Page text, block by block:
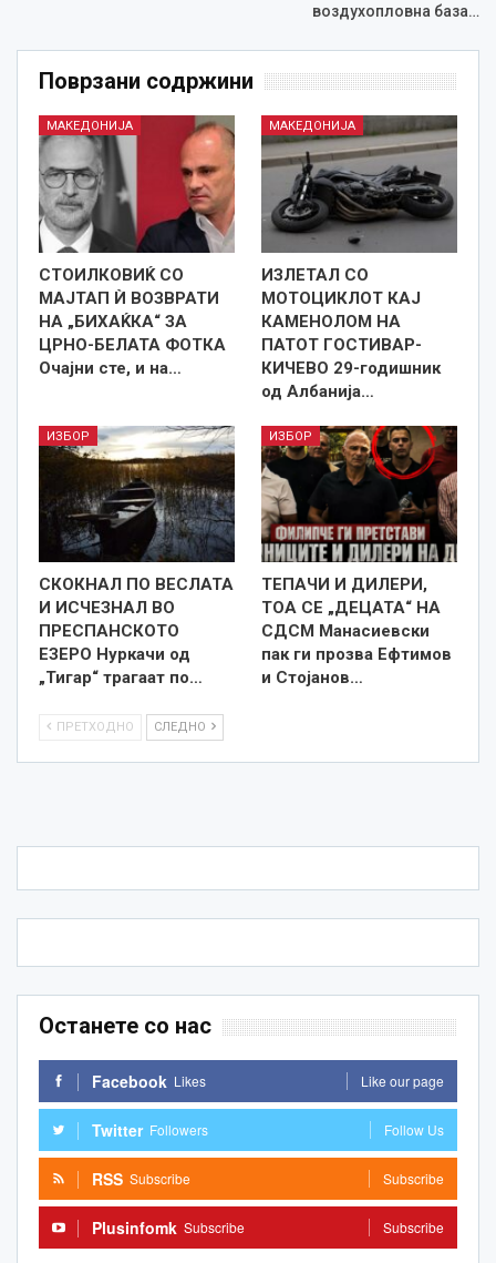
воздухопловна база…
Поврзани содржини
МАКЕДОНИЈА
СТОИЛКОВИЌ СО
МАЈТАП Ѝ ВОЗВРАТИ
НА „БИХАЌКА“ ЗА
ЦРНО-БЕЛАТА ФОТКА
Очајни сте, и на…
МАКЕДОНИЈА
ИЗЛЕТАЛ СО
МОТОЦИКЛОТ КАЈ
КАМЕНОЛОМ НА
ПАТОТ ГОСТИВАР-
КИЧЕВО 29-годишник
од Албанија…
ИЗБОР
СКОКНАЛ ПО ВЕСЛАТА
И ИСЧЕЗНАЛ ВО
ПРЕСПАНСКОТО
ЕЗЕРО Нуркачи од
„Тигар“ трагаат по…
ИЗБОР
TEПАЧИ И ДИЛЕРИ,
ТОА СЕ „ДЕЦАТА“ НА
СДСМ Манасиевски
пак ги прозва Ефтимов
и Стојанов…
ПРЕТХОДНО СЛЕДНО
Останете со нас
Facebook Likes Like our page
Twitter Followers Follow Us
RSS Subscribe Subscribe
Plusinfomk Subscribe Subscribe